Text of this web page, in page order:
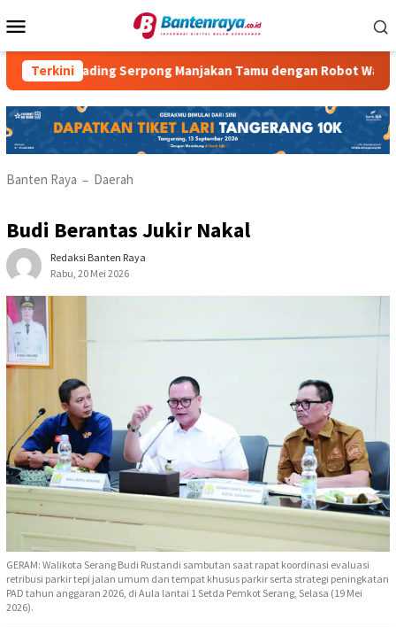
ke
Mobile
Terkini
Gading Serpong Manjakan Tamu dengan Robot Waiter
Banten Raya – Daerah
Budi Berantas Jukir Nakal
Redaksi Banten Raya
Rabu, 20 Mei 2026
GERAM: Walikota Serang Budi Rustandi sambutan saat rapat koordinasi evaluasi
retribusi parkir tepi jalan umum dan tempat khusus parkir serta strategi peningkatan
PAD tahun anggaran 2026, di Aula lantai 1 Setda Pemkot Serang, Selasa (19 Mei
2026).